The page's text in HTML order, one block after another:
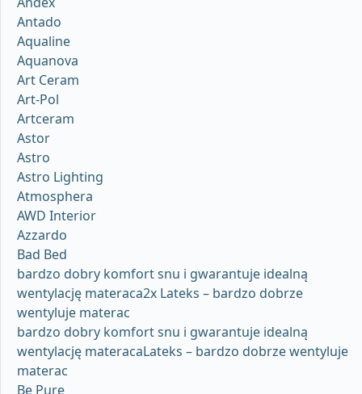
Antado
Aqualine
Aquanova
Art Ceram
Art-Pol
Artceram
Astor
Astro
Astro Lighting
Atmosphera
AWD Interior
Azzardo
Bad Bed
bardzo dobry komfort snu i gwarantuje idealną
wentylację materaca2x Lateks – bardzo dobrze
wentyluje materac
bardzo dobry komfort snu i gwarantuje idealną
wentylację materacaLateks – bardzo dobrze wentyluje
materac
Be Pure